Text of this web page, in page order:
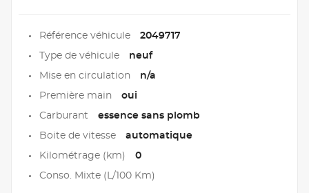
Référence véhicule 2049717
Type de véhicule neuf
Mise en circulation n/a
Première main oui
Carburant essence sans plomb
Boite de vitesse automatique
Kilométrage (km) 0
Conso. Mixte (L/100 Km)